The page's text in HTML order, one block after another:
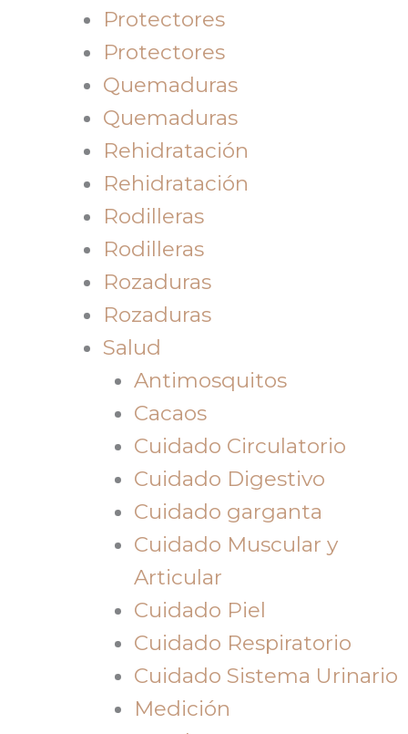
Protectores
Protectores
Quemaduras
Quemaduras
Rehidratación
Rehidratación
Rodilleras
Rodilleras
Rozaduras
Rozaduras
Salud
Antimosquitos
Cacaos
Cuidado Circulatorio
Cuidado Digestivo
Cuidado garganta
Cuidado Muscular y
Articular
Cuidado Piel
Cuidado Respiratorio
Cuidado Sistema Urinario
Medición